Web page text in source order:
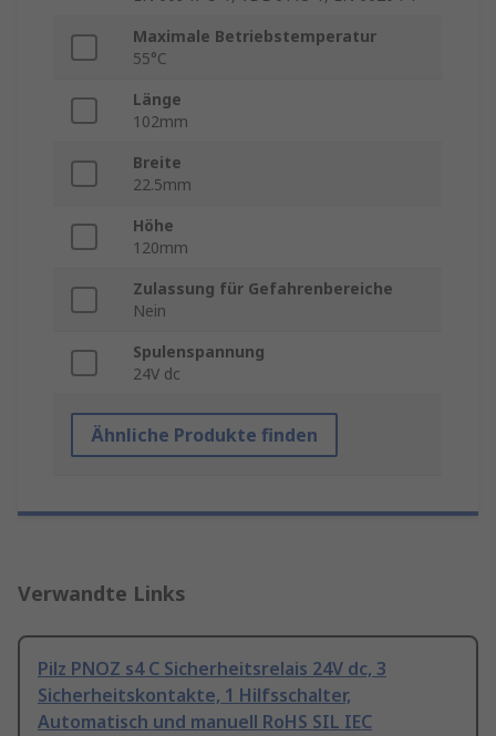
Maximale Betriebstemperatur
55°C
Länge
102mm
Breite
22.5mm
Höhe
120mm
Zulassung für Gefahrenbereiche
Nein
Spulenspannung
24V dc
Ähnliche Produkte finden
Verwandte Links
Pilz PNOZ s4 C Sicherheitsrelais 24V dc, 3
Sicherheitskontakte, 1 Hilfsschalter,
Automatisch und manuell RoHS SIL IEC